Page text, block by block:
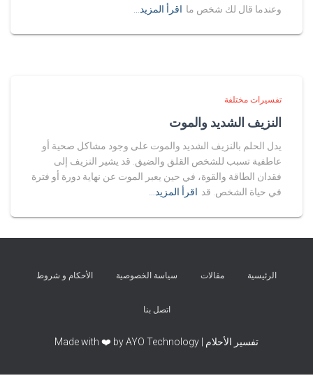
وعندما قال لك شخص ما اقرأ المزيد…
تفسيرات مختلفة
النزيف الشديد والموت
يدل الحلم بالنزيف الشديد والموت على وجود مشاكل صحية أو
عاطفية تسبب للشخص القلق والضيق. قد يشير النزيف إلى
فقدان الطاقة والقوة، في حين يعبر الموت عن نهاية دورة أو فترة
في حياة الشخص. قد اقرأ المزيد…
الرئيسية مقالات سياسة الخصوصية الأحكام و شروط
اتصل بنا
تفسير الأحلام | Made with ❤️ by AYO Technology